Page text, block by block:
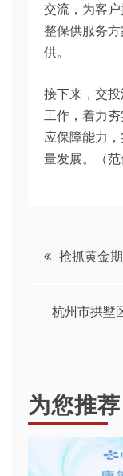
交流，为客
整保供服务
供。
接下来，交
工作，着力
应保障能力
量发展。（范
文 抢抓黄金
杭州市拱墅
为您推荐